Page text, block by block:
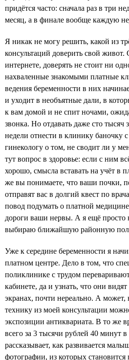
придётся часто: сначала раз в три
месяц, а в финале вообще каждую
Я никак не могу решить, какой из
консультаций доверить свой живот.
интернете, доверять не стоит ни
нахваленные знакомыми платные
ведения беременности в них
и уходит в необъятные дали, в
к вам домой и не спит ночами,
звонка. Но отдавать даже сто тысяч
недели отнести в клинику баночку
гинекологу о том, не сводит ли у
тут вопрос в здоровье: если с ним
хорошо, смысла вставать на учёт в
же вы понимаете, что ваши почки,
отправят вас в долгий квест по
повод подумать о платной
дороги ваши нервы. А я ещё просто
выбираю ближайшую районную
Уже к середине беременности я
платном центре. Дело в том, что
поликлинике с трудом
кабинете, да и узнать, что они
экранах, почти нереально. А может,
технику из моей консультации
экспозиции антиквариата. В то же
всего за 3 тысячи рублей 40 минут
рассказывает, как развивается
фотографии, из которых